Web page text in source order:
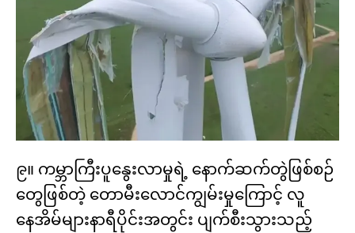
၉။ ကမ္ဘာကြီးပူနွေးလာမှုရဲ့ နောက်ဆက်တွဲဖြစ်စဉ်
တွေဖြစ်တဲ့ တောမီးလောင်ကျွမ်းမှုကြောင့် လူ
နေအိမ်များနာရီပိုင်းအတွင်း ပျက်စီးသွားသည့်